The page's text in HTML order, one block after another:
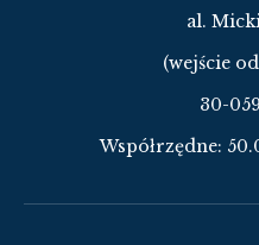
al.
(wejście
30-
Współrzędne: